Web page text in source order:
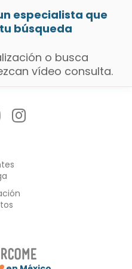
especialista que
búsqueda
o busca
vídeo consulta.